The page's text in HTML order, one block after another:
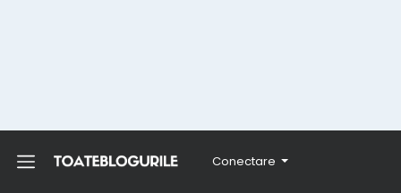
Conectare